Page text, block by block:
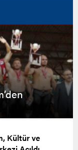
Kültür ve